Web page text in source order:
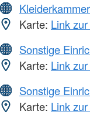
Kleiderkammer
Karte: Link
Sonstige
Karte: Link
Sonstige
Karte: Link